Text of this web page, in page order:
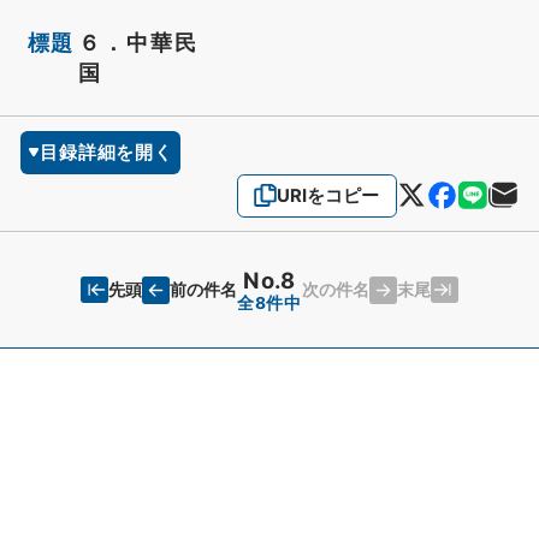
標題 ６．中華民
国
目録詳細を開く
URIをコピー
先頭 前の件名 No.8
全8件中
次の件名 末尾